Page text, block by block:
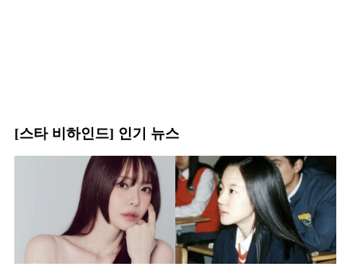
[스타 비하인드] 인기 뉴스